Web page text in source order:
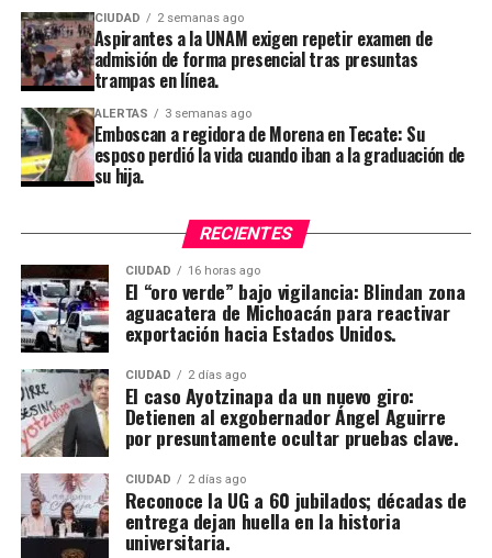
CIUDAD 2 semanas ago
Aspirantes a la UNAM exigen repetir examen de
admisión de forma presencial tras presuntas
trampas en línea.
ALERTAS 3 semanas ago
Emboscan a regidora de Morena en Tecate: Su
esposo perdió la vida cuando iban a la graduación de
su hija.
RECIENTES
CIUDAD 16 horas ago
El “oro verde” bajo vigilancia: Blindan zona
aguacatera de Michoacán para reactivar
exportación hacia Estados Unidos.
CIUDAD 2 días ago
El caso Ayotzinapa da un nuevo giro:
Detienen al exgobernador Ángel Aguirre
por presuntamente ocultar pruebas clave.
CIUDAD 2 días ago
Reconoce la UG a 60 jubilados; décadas de
entrega dejan huella en la historia
universitaria.